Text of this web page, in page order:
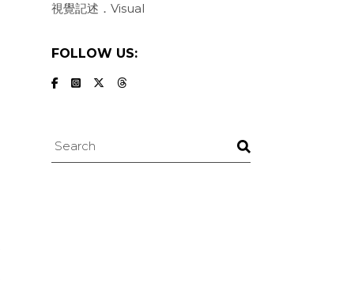
視覺記述．Visual
FOLLOW US:
Search